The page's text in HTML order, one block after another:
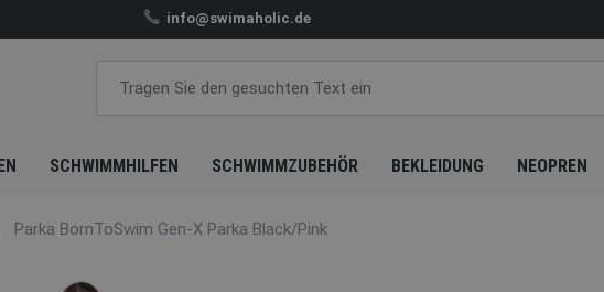
info@swimaholic.de
SCHWIMMHILFEN SCHWIMMZUBEHÖR BEKLEIDUNG NEOPREN
Parka BornToSwim Gen-X Parka Black/Pink